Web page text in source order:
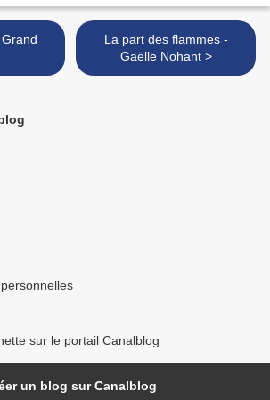
La part des flammes -
Gaëlle Nohant >
sur le portail Canalblog
un blog sur Canalblog